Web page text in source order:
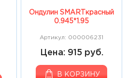
Ондулин SMARTкрасный
0.945*1.95
Артикул: 000006231
Цена: 915 руб.
В КОРЗИНУ